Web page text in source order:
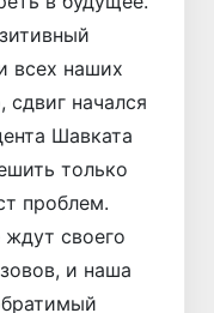
всех наших
сдвиг начался
Шавката
только
проблем.
своего
и наша